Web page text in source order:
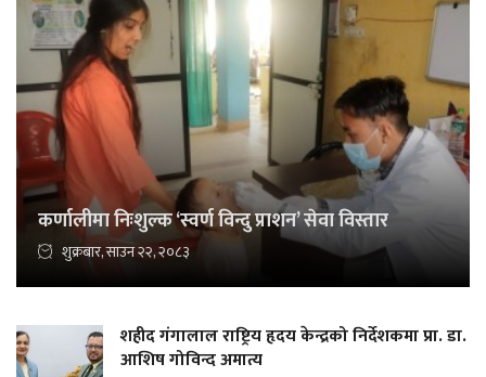
कर्णालीमा निःशुल्क ‘स्वर्ण विन्दु प्राशन’ सेवा विस्तार
शुक्रबार, साउन २२, २०८३
शहीद गंगालाल राष्ट्रिय हृदय केन्द्रको निर्देशकमा प्रा. डा.
आशिष गोविन्द अमात्य